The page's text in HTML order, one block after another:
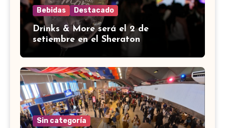
Bebidas Destacado
Drinks & More será el 2 de
setiembre en el Sheraton
Sin categoría